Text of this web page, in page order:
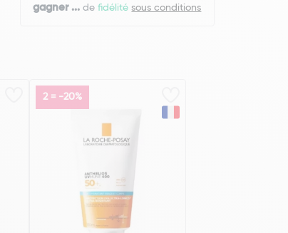
gagner ... defidélitésous conditions
2 = -20%